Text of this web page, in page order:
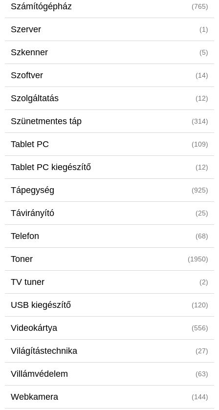
Számítógépház (765)
Szerver (1)
Szkenner (5)
Szoftver (14)
Szolgáltatás (12)
Szünetmentes táp (314)
Tablet PC (109)
Tablet PC kiegészítő (12)
Tápegység (925)
Távirányító (25)
Telefon (68)
Toner (1950)
TV tuner (2)
USB kiegészítő (120)
Videokártya (556)
Világítástechnika (27)
Villámvédelem (63)
Webkamera (144)